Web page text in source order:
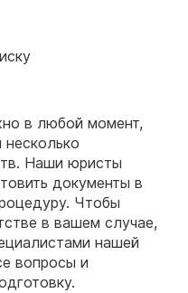
в любой момент,
Наши юристы
документы в
Чтобы
в вашем случае,
нашей
вопросы и